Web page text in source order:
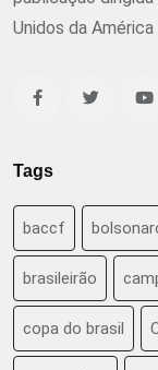
Unidos da América
Tags
baccf
brasileirão
copa do brasil